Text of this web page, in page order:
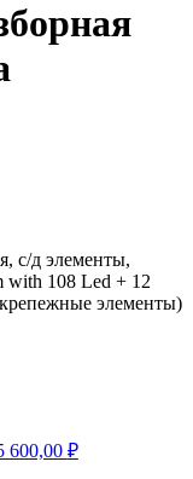
с/д элементы,
with 108 Led + 12
элементы)
600,00 ₽